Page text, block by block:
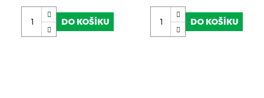
DO KOŠÍKU DO KOŠÍKU